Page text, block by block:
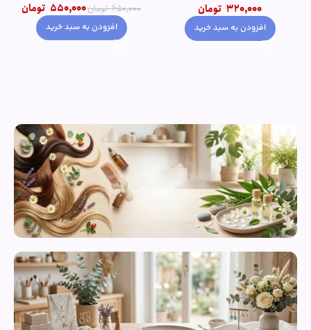
320,000 تومان
افزودن به سبد خرید
650,000 تومان550,000 تومان
افزودن به سبد خرید
محصولات
مراقبت از
پوست